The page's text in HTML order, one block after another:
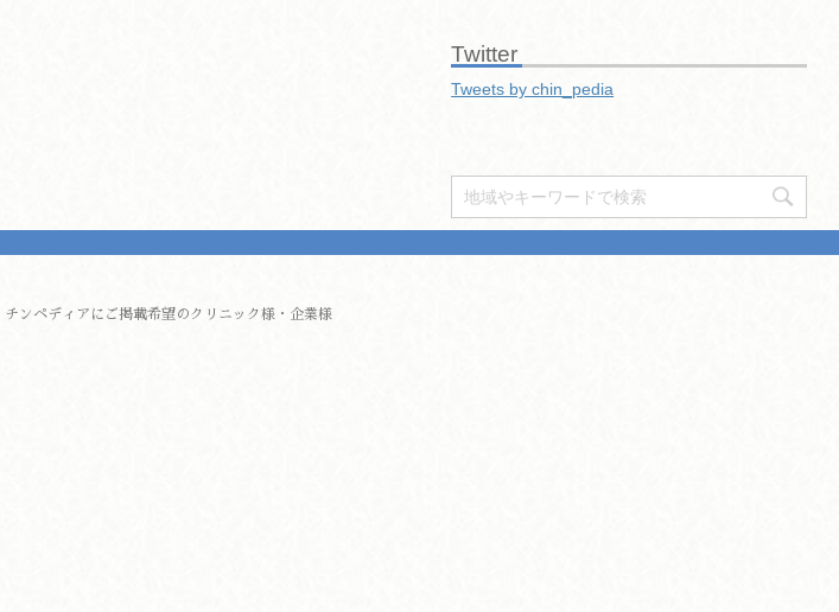
Twitter
Tweets by chin_pedia
チンペディアにご掲載希望のクリニック様・企業様